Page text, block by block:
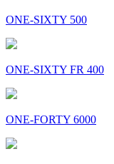
ONE-SIXTY 500
ONE-SIXTY FR 400
ONE-FORTY 6000